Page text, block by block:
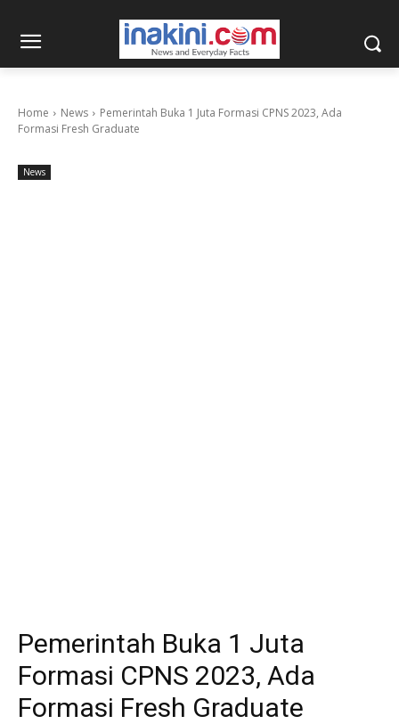
Home News
Pemerintah Buka 1 Juta Formasi CPNS 2023, Ada
Formasi Fresh Graduate
News
Pemerintah Buka 1 Juta
Formasi CPNS 2023, Ada
Formasi Fresh Graduate